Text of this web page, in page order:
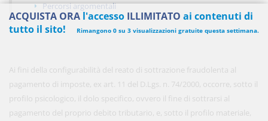
Percorsi argomentali
Ai fini della configurabilità del reato di sottrazione fraudolenta al
pagamento di imposte, ex art. 11 del D.Lgs. n. 74/2000, occorre, sotto il
profilo psicologico, il dolo specifico, ovvero il fine di sottrarsi al
pagamento del proprio debito tributario, e, sotto il profilo materiale,
ACQUISTA ORA l'accesso ILLIMITATO ai contenuti di
tutto il sito!
Rimangono 0 su 3 visualizzazioni gratuite questa settimana.
450,00 € ANNUALI
anziché 570.00€ risparmi il 21%!
Acquista ora